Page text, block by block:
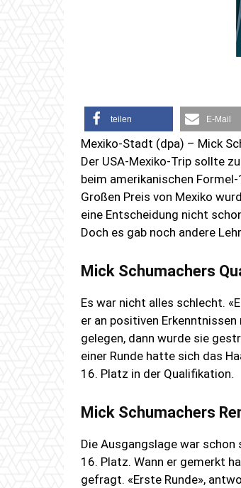
teilen E-Mail
Mexiko-Stadt (dpa) – Mick
Der USA-Mexiko-Trip sollte
beim amerikanischen
Großen Preis von Mexiko
eine Entscheidung nicht
Doch es gab noch andere
Mick Schumachers
Es war nicht alles schlecht.
er an positiven
gelegen, dann wurde sie
einer Runde hatte sich das
16. Platz in der Qualifikation.
Mick Schumachers
Die Ausgangslage war schon
16. Platz. Wann er gemerkt
gefragt. «Erste Runde»,